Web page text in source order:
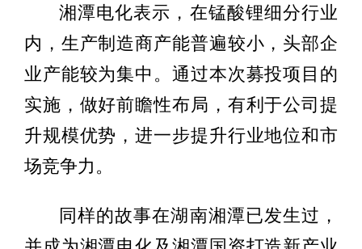
湘潭电化表示，在锰酸锂细分行业
内，生产制造商产能普遍较小，头部企
业产能较为集中。通过本次募投项目的
实施，做好前瞻性布局，有利于公司提
升规模优势，进一步提升行业地位和市
场竞争力。
同样的故事在湖南湘潭已发生过，